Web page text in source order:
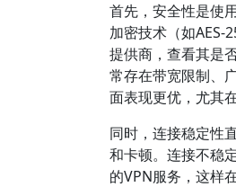
首先，安全性是使
加密技术（如AES-
提供商，查看其是
常存在带宽限制、
面表现更优，尤其
同时，连接稳定性
和卡顿。连接不稳
的VPN服务，这样